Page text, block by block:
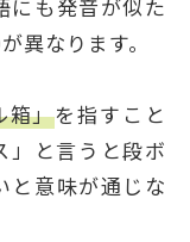
にも発音が似た
異なります。
箱」を指すこと
」と言うと段ボ
と意味が通じな